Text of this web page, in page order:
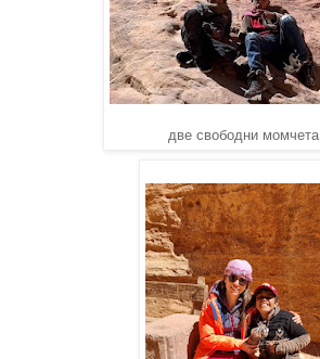
две свободни момчета